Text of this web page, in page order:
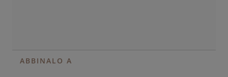
ABBINALO A